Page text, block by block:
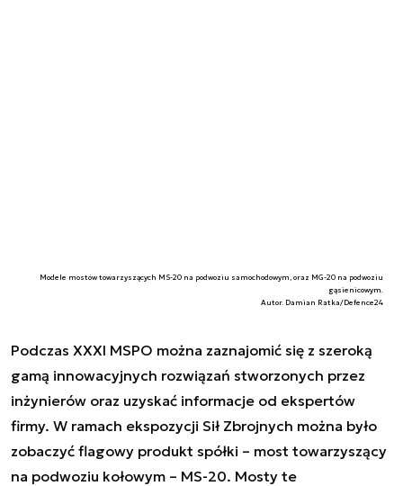
Modele mostów towarzyszących MS-20 na podwoziu samochodowym, oraz MG-20 na podwoziu
gąsienicowym.
Autor. Damian Ratka/Defence24
Podczas XXXI MSPO można zaznajomić się z szeroką
gamą innowacyjnych rozwiązań stworzonych przez
inżynierów oraz uzyskać informacje od ekspertów
firmy. W ramach ekspozycji Sił Zbrojnych można było
zobaczyć flagowy produkt spółki – most towarzyszący
na podwoziu kołowym – MS-20. Mosty te